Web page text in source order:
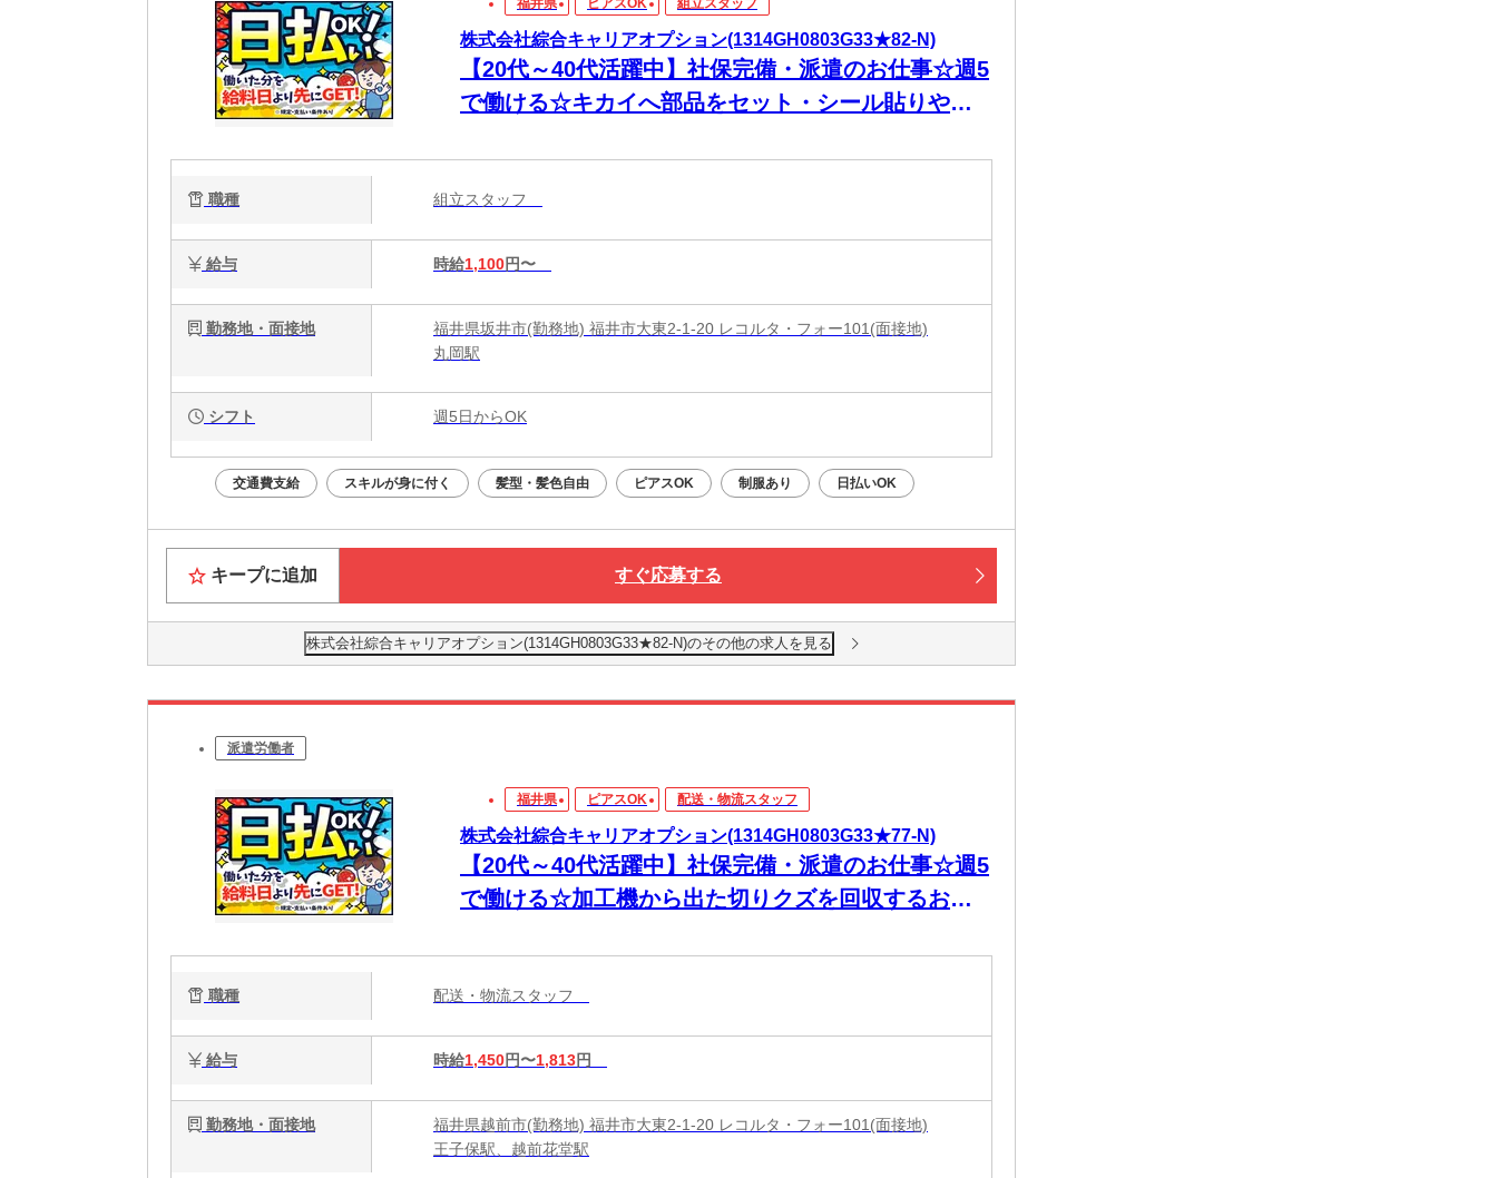
福井県 ピアスOK 組立スタッフ
株式会社綜合キャリアオプション(1314GH0803G33★82-N)
【20代～40代活躍中】社保完備・派遣のお仕事☆週5
で働ける☆キカイへ部品をセット・シール貼りや梱
職種 組立スタッフ
給与 時給1,100円〜
勤務地・面接地
福井県坂井市(勤務地) 福井市大東2-1-20 レコルタ・フォー101(面接地)
丸岡駅
シフト 週5日からOK
交通費支給 スキルが身に付く 髪型・髪色自由 ピアスOK 制服あり 日払いOK
キープに追加 すぐ応募する
株式会社綜合キャリアオプション(1314GH0803G33★82-N)のその他の求人を見る
派遣労働者
福井県 ピアスOK 配送・物流スタッフ
株式会社綜合キャリアオプション(1314GH0803G33★77-N)
【20代～40代活躍中】社保完備・派遣のお仕事☆週5
で働ける☆加工機から出た切りクズを回収するお仕
職種 配送・物流スタッフ
給与 時給1,450円〜1,813円
勤務地・面接地
福井県越前市(勤務地) 福井市大東2-1-20 レコルタ・フォー101(面接地)
王子保駅、越前花堂駅